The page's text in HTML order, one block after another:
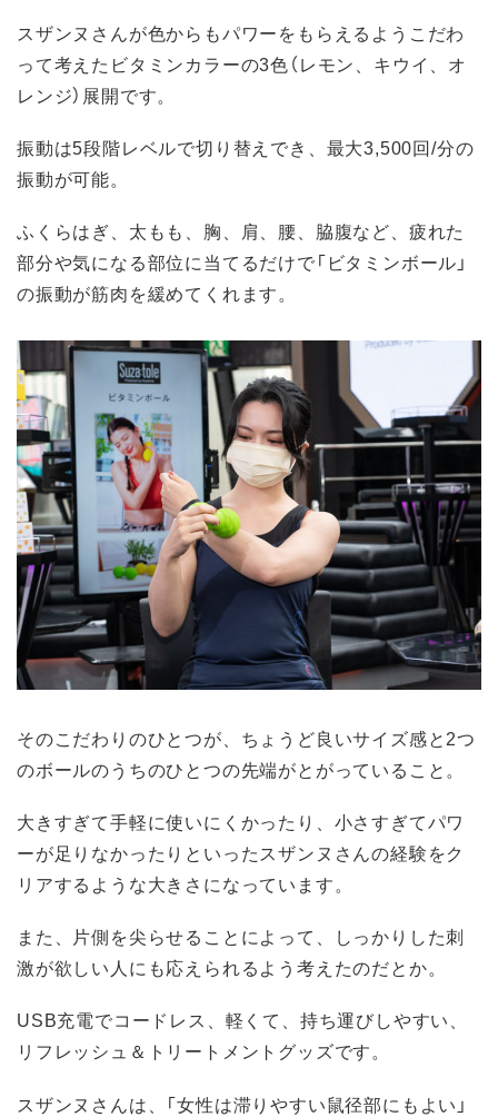
スザンヌさんが色からもパワーをもらえるようこだわ
って考えたビタミンカラーの3色（レモン、キウイ、オ
レンジ）展開です。
振動は5段階レベルで切り替えでき、最大3,500回/分の
振動が可能。
ふくらはぎ、太もも、胸、肩、腰、脇腹など、疲れた
部分や気になる部位に当てるだけで「ビタミンボール」
の振動が筋肉を緩めてくれます。
そのこだわりのひとつが、ちょうど良いサイズ感と2つ
のボールのうちのひとつの先端がとがっていること。
大きすぎて手軽に使いにくかったり、小さすぎてパワ
ーが足りなかったりといったスザンヌさんの経験をク
リアするような大きさになっています。
また、片側を尖らせることによって、しっかりした刺
激が欲しい人にも応えられるよう考えたのだとか。
USB充電でコードレス、軽くて、持ち運びしやすい、
リフレッシュ＆トリートメントグッズです。
スザンヌさんは、「女性は滞りやすい鼠径部にもよい」